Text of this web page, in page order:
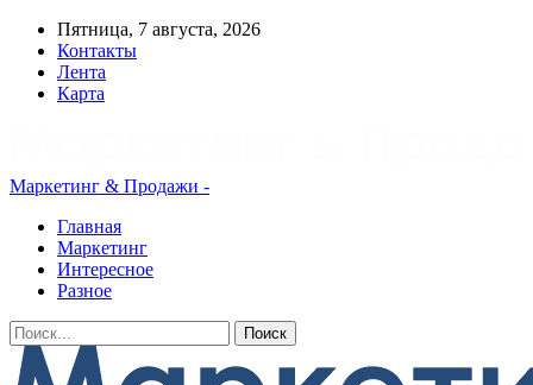
Пятница, 7 августа, 2026
Контакты
Лента
Карта
Маркетинг & Продажи -
Главная
Маркетинг
Интересное
Разное